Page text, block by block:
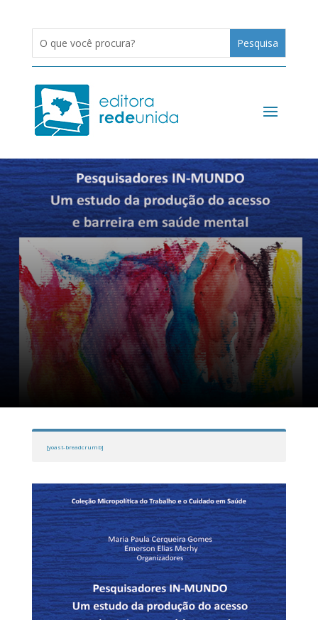
[yoast-breadcrumb]